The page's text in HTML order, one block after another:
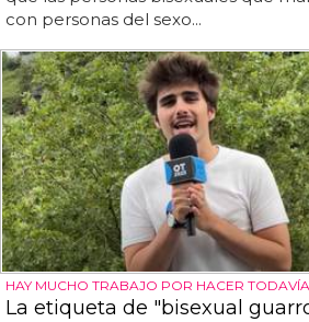
con personas del sexo...
HAY MUCHO TRABAJO POR HACER
La etiqueta de "bisexual